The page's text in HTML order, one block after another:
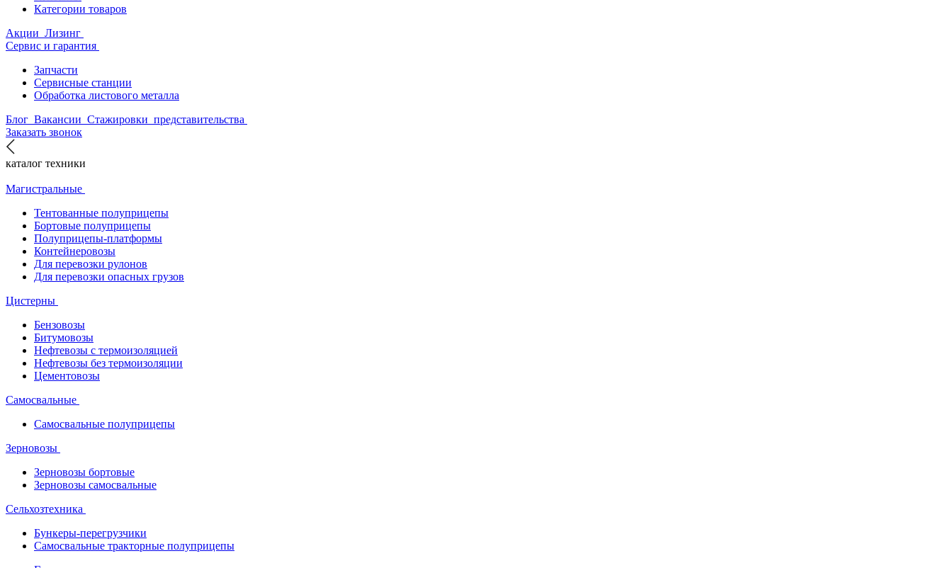
Категории товаров
Акции Лизинг
Сервис и гарантия
Запчасти
Сервисные станции
Обработка листового металла
Блог Вакансии Стажировки представительства
Заказать звонок
каталог техники
Магистральные
Тентованные полуприцепы
Бортовые полуприцепы
Полуприцепы-платформы
Контейнеровозы
Для перевозки рулонов
Для перевозки опасных грузов
Цистерны
Бензовозы
Битумовозы
Нефтевозы с термоизоляцией
Нефтевозы без термоизоляции
Цементовозы
Самосвальные
Самосвальные полуприцепы
Зерновозы
Зерновозы бортовые
Зерновозы самосвальные
Сельхозтехника
Бункеры-перегрузчики
Самосвальные тракторные полуприцепы